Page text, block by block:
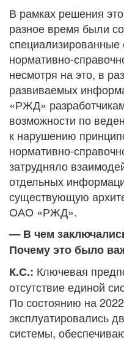
В рамках решения
разное время были
нормативно-
несмотря на это, в
развиваемых
«РЖД»
возможности по
к нарушению
нормативно-
затрудняло
отдельных
существующую
ОАО «РЖД».
— В чем
Почему это было
К.С.: Ключевая
отсутствие единой
По состоянию на
эксплуатировались
системы,